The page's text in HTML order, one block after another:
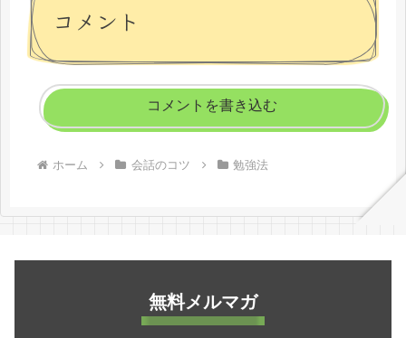
コメント
コメントを書き込む
ホーム 会話のコツ 勉強法
無料メルマガ